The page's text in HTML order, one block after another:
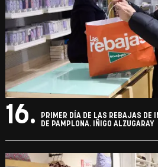
16.
PRIMER DÍA DE LAS REBAJAS DE
DE PAMPLONA. IÑIGO ALZUGARAY